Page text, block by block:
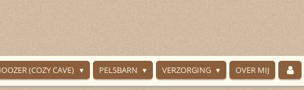
(COZY CAVE) PELSBARN VERZORGING OVER MIJ